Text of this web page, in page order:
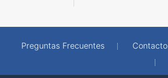
Preguntas Frecuentes Contacto